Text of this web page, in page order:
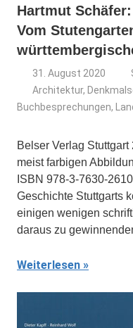
Hartmut
Vom
31. August 2020
Architektur,
Buchbesprechungen,
Belser Verlag
meist farbigen
ISBN 978-3-7630-
Geschichte Stuttgarts
einigen wenigen
daraus zu
Weiterlesen